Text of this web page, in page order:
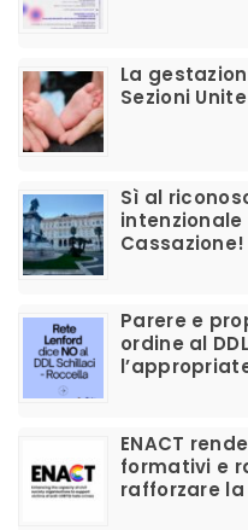
La
Sezioni
Sì al
Cassazione!
Parere e
ordine al
ENACT
formativi e
rafforzare